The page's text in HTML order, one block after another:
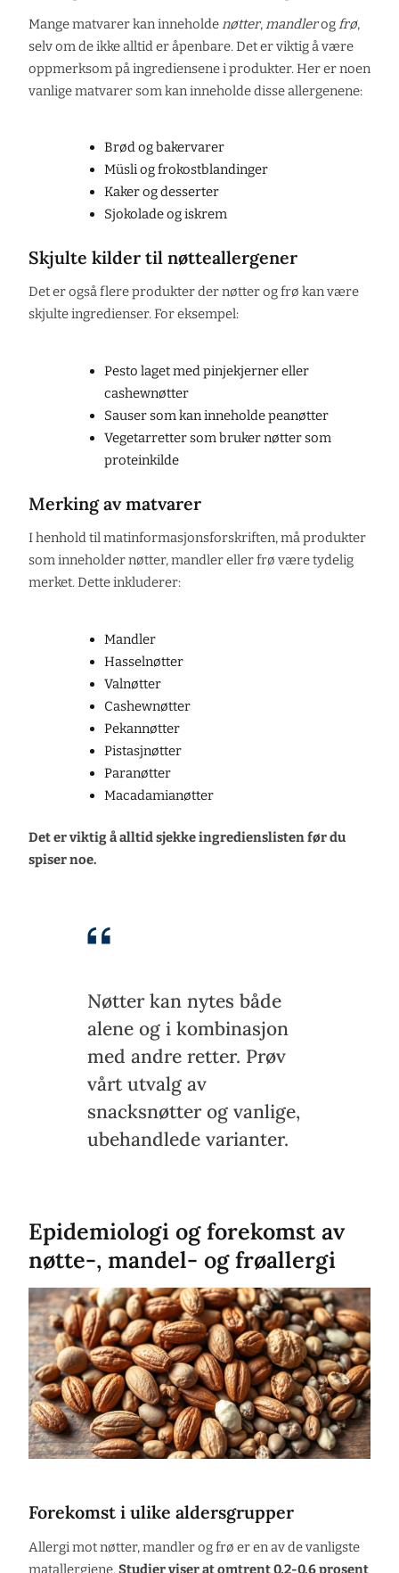
Mange matvarer kan inneholde nøtter, mandlerog frø,
selv om de ikke alltid er åpenbare. Det er viktig å være
oppmerksom på ingrediensene i produkter. Her er noen
vanlige matvarer som kan inneholde disse allergenene:
Brød og bakervarer
Müsli og frokostblandinger
Kaker og desserter
Sjokolade og iskrem
Skjulte kilder til nøtteallergener
Det er også flere produkter der nøtter og frø kan være
skjulte ingredienser. For eksempel:
Pesto laget med pinjekjerner eller
cashewnøtter
Sauser som kan inneholde peanøtter
Vegetarretter som bruker nøtter som
proteinkilde
Merking av matvarer
I henhold til matinformasjonsforskriften, må produkter
som inneholder nøtter, mandler eller frø være tydelig
merket. Dette inkluderer:
Mandler
Hasselnøtter
Valnøtter
Cashewnøtter
Pekannøtter
Pistasjnøtter
Paranøtter
Macadamianøtter
Det er viktig å alltid sjekke ingredienslisten før du
spiser noe.
Nøtter kan nytes både
alene og i kombinasjon
med andre retter. Prøv
vårt utvalg av
snacksnøtter og vanlige,
ubehandlede varianter.
Epidemiologi og forekomst av
nøtte-, mandel- og frøallergi
Forekomst i ulike aldersgrupper
Allergi mot nøtter, mandler og frø er en av de vanligste
matallergiene. Studier viser at omtrent 0,2-0,6 prosent